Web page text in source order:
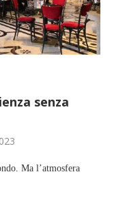
senza
Ma l’atmosfera